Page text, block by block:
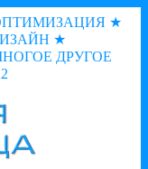
★
★
ДРУГОЕ